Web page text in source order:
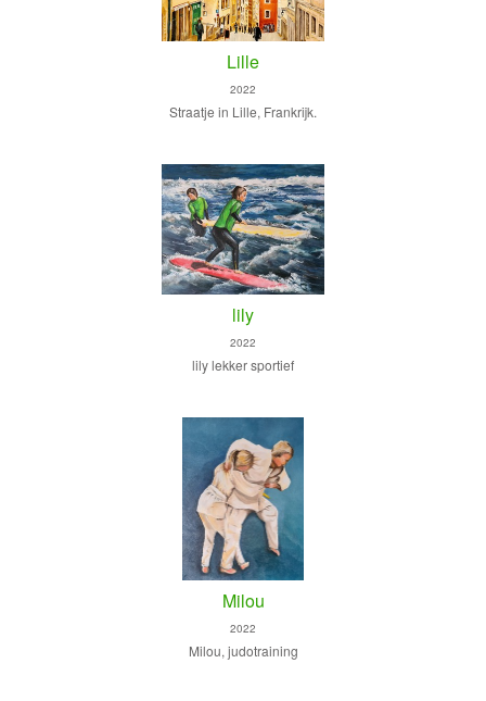
Lille
2022
Straatje in Lille, Frankrijk.
lily
2022
lily lekker sportief
Milou
2022
Milou, judotraining